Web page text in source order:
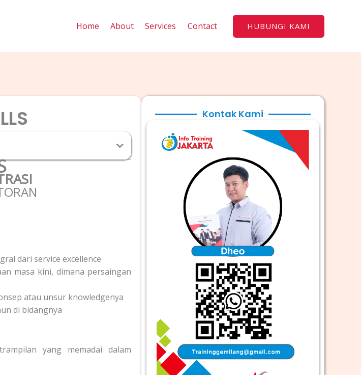
Home About Services Contact HUBUNGI KAMI
dari service excellence
masa kini, dimana persaingan
atau unsur knowledgenya
di bidangnya
yang memadai dalam
Kontak Kami